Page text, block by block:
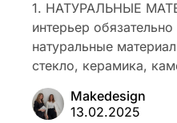
1. НАТУРАЛЬНЫЕ
интерьер
натуральные
стекло, керамика,
Makedesign
13.02.2025